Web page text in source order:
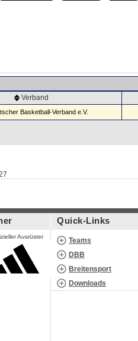
Verband
Basketball-Verband e.V.
Ausrüster
Quick-Links
Teams
DBB
Breitensport
Downloads